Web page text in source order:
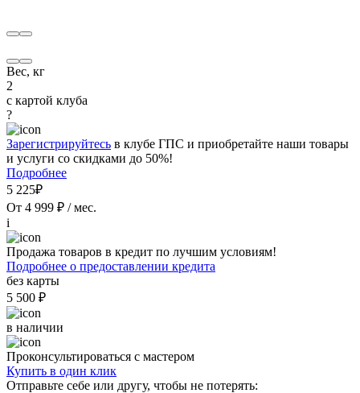
Вес, кг
2
с картой клуба
?
Зарегистрируйтесь в клубе ГПС и приобретайте наши товары
и услуги со скидками до 50%!
Подробнее
5 225₽
От 4 999 ₽ / мес.
i
Продажа товаров в кредит по лучшим условиям!
Подробнее о предоставлении кредита
без карты
5 500 ₽
в наличии
Проконсультироваться с мастером
Купить в один клик
Отправьте себе или другу, чтобы не потерять: